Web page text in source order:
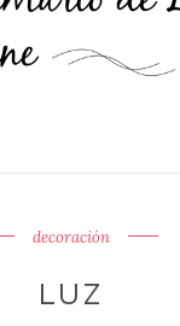
decoración
LUZ